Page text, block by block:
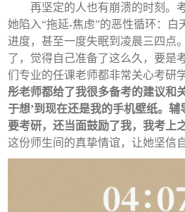
再坚定的人也有崩溃的时刻。
她陷入“拖延-焦虑”的恶性循环：白
进度，甚至一度失眠到凌晨三四点
了，觉得自己准备了这么久，要是
们专业的任课老师都非常关心考研
彤老师都给了我很多备考的建议和
于想’到现在还是我的手机壁纸。辅
要考研，还当面鼓励了我，我考上
这份师生间的真挚情谊，让她坚信